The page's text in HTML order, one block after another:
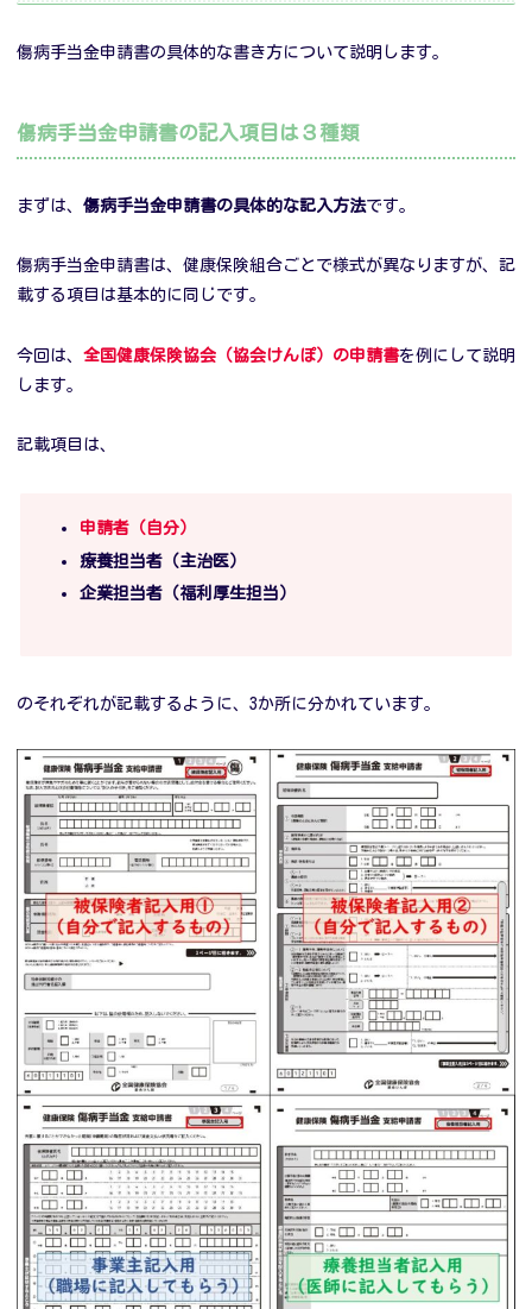
傷病手当金申請書の具体的な書き方について説明します。
傷病手当金申請書の記入項目は３種類
まずは、 傷病手当金申請書の具体的な記入方法です。
傷病手当金申請書は、健康保険組合ごとで様式が異なりますが、記
載する項目は基本的に同じです。
今回は、 全国健康保険協会（協会けんぽ）の申請書を例にして説明
します。
記載項目は、
申請者（自分）
療養担当者（主治医）
企業担当者（福利厚生担当）
のそれぞれが記載するように、3か所に分かれています。